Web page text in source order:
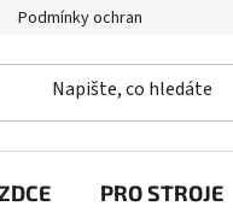
Podmínky ochrany osobních
PRO STROJE